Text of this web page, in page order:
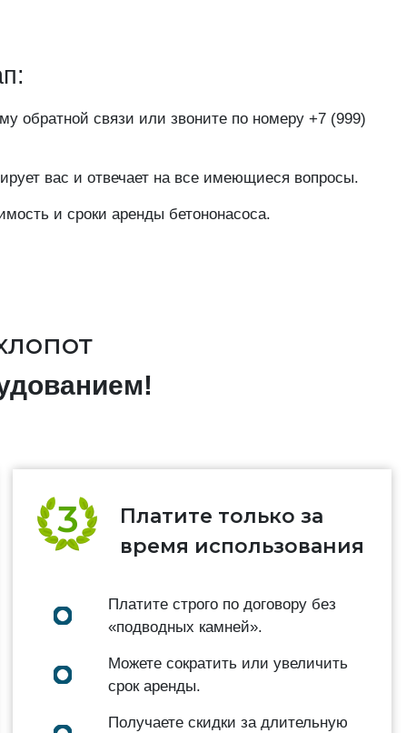
обратной связи или звоните по номеру +7 (999)
вас и отвечает на все имеющиеся вопросы.
и сроки аренды бетононасоса.
Платите только за
время использования
Платите строго по договору без
«подводных камней».
Можете сократить или увеличить
срок аренды.
Получаете скидки за длительную